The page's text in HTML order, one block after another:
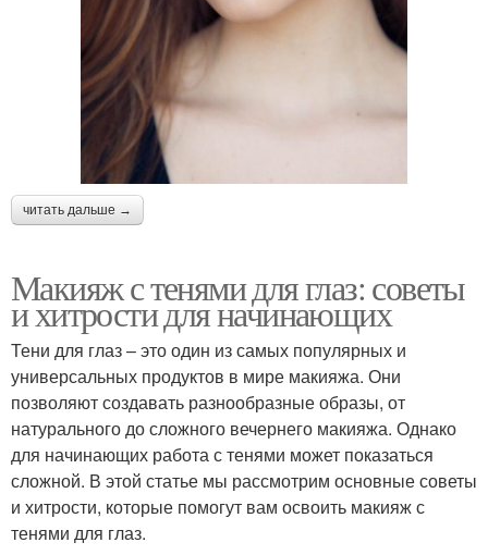
читать дальше →
Макияж с тенями для глаз: советы
и хитрости для начинающих
Тени для глаз – это один из самых популярных и
универсальных продуктов в мире макияжа. Они
позволяют создавать разнообразные образы, от
натурального до сложного вечернего макияжа. Однако
для начинающих работа с тенями может показаться
сложной. В этой статье мы рассмотрим основные советы
и хитрости, которые помогут вам освоить макияж с
тенями для глаз.